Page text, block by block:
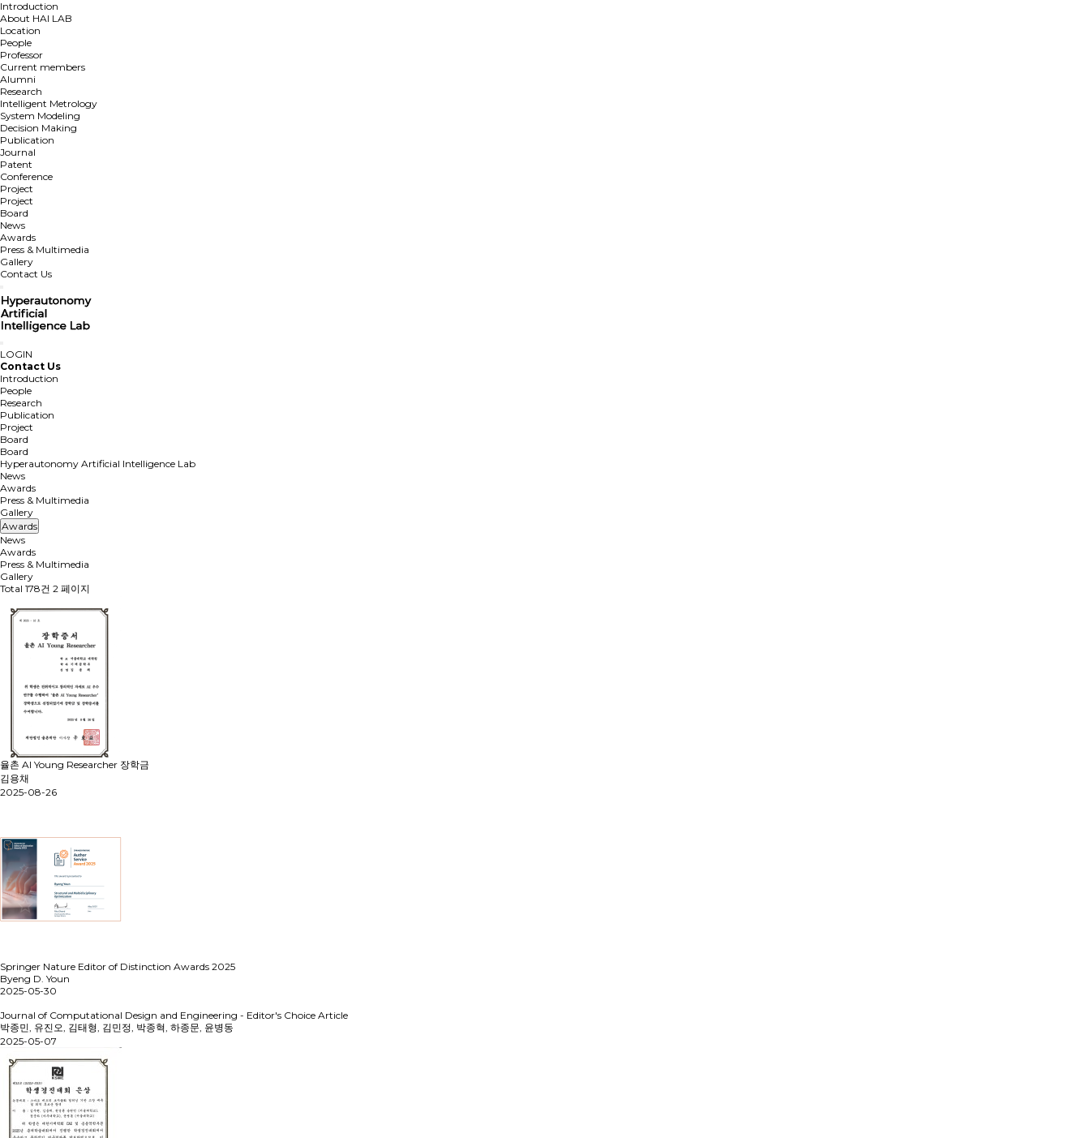
Introduction
About HAI LAB
Location
People
Professor
Current members
Alumni
Research
Intelligent Metrology
System Modeling
Decision Making
Publication
Journal
Patent
Conference
Project
Project
Board
News
Awards
Press & Multimedia
Gallery
Contact Us
LOGIN
Contact Us
Introduction
People
Research
Publication
Project
Board
Board
Hyperautonomy Artificial Intelligence Lab
News
Awards
Press & Multimedia
Gallery
Awards
News
Awards
Press & Multimedia
Gallery
Total 178건 2 페이지
율촌 AI Young Researcher 장학금
김용채
2025-08-26
Springer Nature Editor of Distinction Awards 2025
Byeng D. Youn
2025-05-30
Journal of Computational Design and Engineering - Editor's Choice Article
박종민, 유진오, 김태형, 김민정, 박종혁, 하종문, 윤병동
2025-05-07